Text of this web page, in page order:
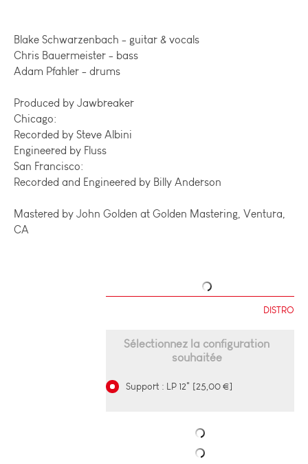
Blake Schwarzenbach - guitar & vocals
Chris Bauermeister - bass
Adam Pfahler - drums
Produced by Jawbreaker
Chicago:
Recorded by Steve Albini
Engineered by Fluss
San Francisco:
Recorded and Engineered by Billy Anderson
Mastered by John Golden at Golden Mastering, Ventura,
CA
DISTRO
Sélectionnez la configuration
souhaitée
Support : LP 12" [25,00 €]